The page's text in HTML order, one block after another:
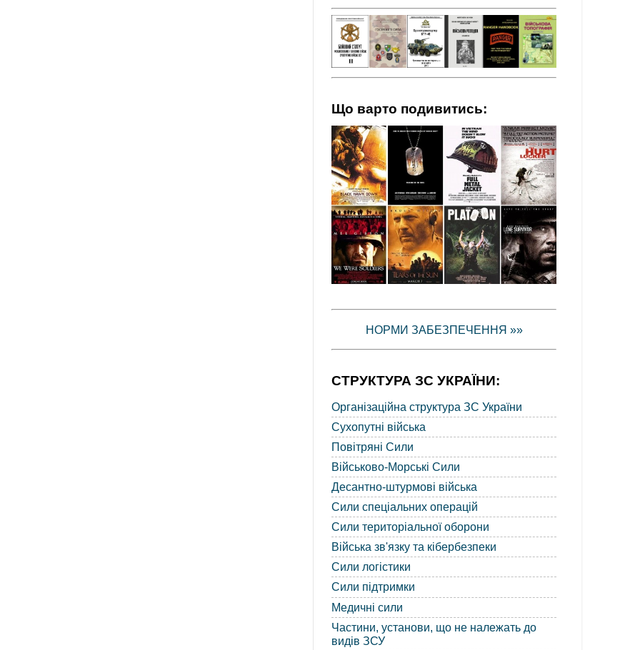
Що варто подивитись:
НОРМИ ЗАБЕЗПЕЧЕННЯ »»
СТРУКТУРА ЗС УКРАЇНИ:
Організаційна структура ЗС України
Сухопутні війська
Повітряні Сили
Військово-Морські Сили
Десантно-штурмові війська
Сили спеціальних операцій
Сили територіальної оборони
Війська зв'язку та кібербезпеки
Сили логістики
Сили підтримки
Медичні сили
Частини, установи, що не належать до
видів ЗСУ